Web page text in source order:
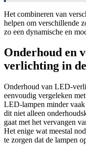
Het combineren van
helpen om verschillende
zo een dynamische en
Onderhoud en
verlichting in
Onderhoud van LED-
eenvoudig vergeleken
LED-lampen minder
dit niet alleen
gaat met het vervangen
Het enige wat meestal
te zorgen dat de lampen